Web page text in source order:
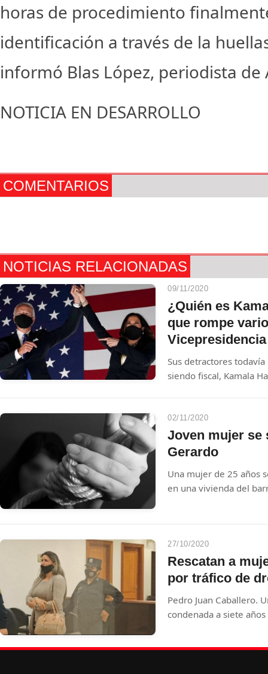
horas de procedimiento
identificación a través de la
informó Blas López, periodista de
NOTICIA EN DESARROLLO
COMENTARIOS
NOTICIAS RELACIONADAS
09/11/2020
¿Quién es
que rompe
Sus detractores
siendo fiscal, Kamala
vicepresidencia,
reforma a la policía, a
estructural. Este es un
02/11/2020
Joven mujer se
Gerardo
Una mujer de 25 años
en una vivienda del
27/10/2020
Rescatan a
por tráfico de
Pedro Juan Caballero.
condenada a siete